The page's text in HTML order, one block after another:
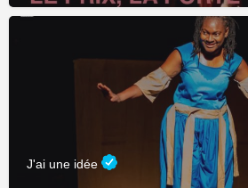
J'ai une idée